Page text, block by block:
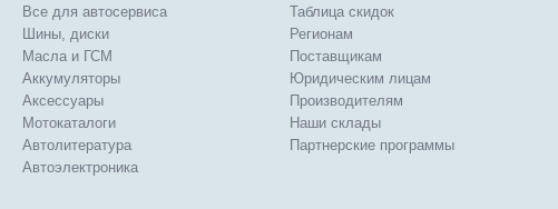
Все для автосервиса
Шины, диски
Масла и ГСМ
Аккумуляторы
Аксессуары
Мотокаталоги
Автолитература
Автоэлектроника
Таблица скидок
Регионам
Поставщикам
Юридическим лицам
Производителям
Наши склады
Партнерские программы